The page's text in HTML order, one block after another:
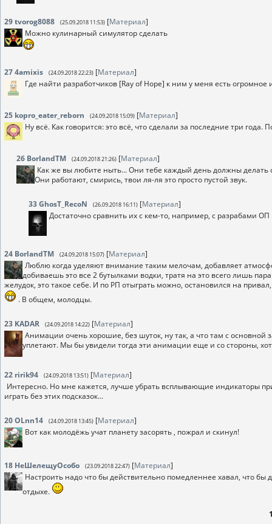
29tvorog8088 (25.09.2018 11:53) [Материал]
Можно кулинарный симулятор сделать
274amixis (24.09.2018 22:23) [Материал]
Где найти разработчиков [Ray of Hope] к ним у меня есть
25 kopro_eater_reborn (24.09.2018 15:09) [Материал]
Ну всё. Как говорится: это всё, что сделали за последние три года.
26 BorlandTM (24.09.2018 21:26) [Материал]
Как же вы любите ныть... Они тебе каждый день должны делать
Они работают, смирись, твои ля-ля это просто пустой звук.
33GhosT_RecoN (26.09.2018 16:11) [Материал]
Достаточно сравнить их с кем-то, например, с разрабами
24 BorlandTM (24.09.2018 15:07) [Материал]
Люблю когда уделяют внимание таким мелочам, добавляет
добиваешь это все 2 бутылками водки, тратя на это всего лишь
желудок, это такое себе. И по РП отыграть можно, остановился на
. В общем, молодцы.
23 KADAR (24.09.2018 14:22) [Материал]
Анимации очень хорошие, без шуток, ну так, а что там с основной
уплетают. Мы бы увидели тогда эти анимации еще и со стороны,
22 ririk94 (24.09.2018 13:51) [Материал]
Интересно. Но мне кажется, лучше убрать всплывающие индикаторы
играть без этих подсказок...
20OLnn14 (24.09.2018 13:45) [Материал]
Вот как молодёжь учат планету засорять , пожрал и скинул!
18 НеШелещуОсобо (23.09.2018 22:47) [Материал]
Настроить надо что бы действительно помедленнее хавал, что
отдыхе.